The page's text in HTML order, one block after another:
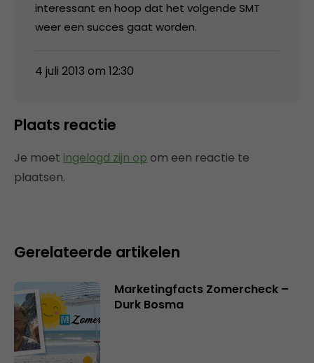
interessant en hoop dat het volgende SMT
weer een succes gaat worden.
4 juli 2013 om 12:30
Plaats reactie
Je moet ingelogd zijn op om een reactie te
plaatsen.
Gerelateerde artikelen
Marketingfacts Zomercheck –
Durk Bosma